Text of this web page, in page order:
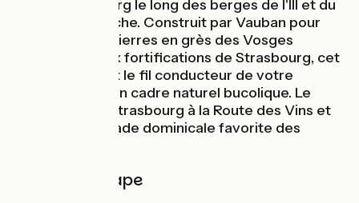
quitte Strasbourg le long des berges de l'Ill et du
Canal de la Bruche. Construit par Vauban pour
acheminer les pierres en grès des Vosges
nécessaires aux fortifications de Strasbourg, cet
ancien canal est le fil conducteur de votre
parcours dans un cadre naturel bucolique. Le
parcours relie Strasbourg à la Route des Vins et
constitue la balade dominicale favorite des
Détail de l'étape